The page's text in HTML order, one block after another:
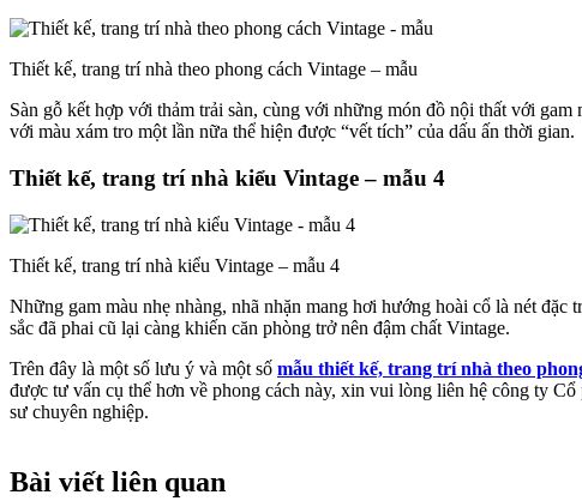
Thiết kế, trang trí nhà theo phong cách Vintage – mẫu
Sàn gỗ kết hợp với thảm trải sàn, cùng với những món đồ nội thất với
với màu xám tro một lần nữa thể hiện được “vết tích” của dấu ấn thời gian.
Thiết kế, trang trí nhà kiểu Vintage – mẫu 4
Thiết kế, trang trí nhà kiểu Vintage – mẫu 4
Những gam màu nhẹ nhàng, nhã nhặn mang hơi hướng hoài cổ là nét
sắc đã phai cũ lại càng khiến căn phòng trở nên đậm chất Vintage.
Trên đây là một số lưu ý và một số mẫu thiết kế, trang trí nhà theo
được tư vấn cụ thể hơn về phong cách này, xin vui lòng liên hệ công ty
sư chuyên nghiệp.
Bài viết liên quan